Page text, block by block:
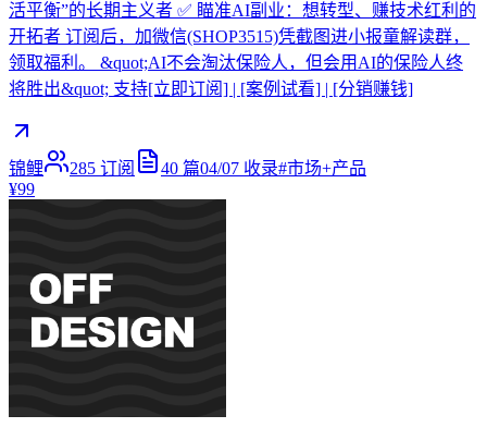
活平衡”的长期主义者 ✅ 瞄准AI副业：想转型、赚技术红利的
开拓者 订阅后，加微信(SHOP3515)凭截图进小报童解读群，
领取福利。 &quot;AI不会淘汰保险人，但会用AI的保险人终
将胜出&quot; 支持[立即订阅] | [案例试看] | [分销赚钱]
锦鲤 285 订阅 40 篇04/07 收录#市场+产品
¥99